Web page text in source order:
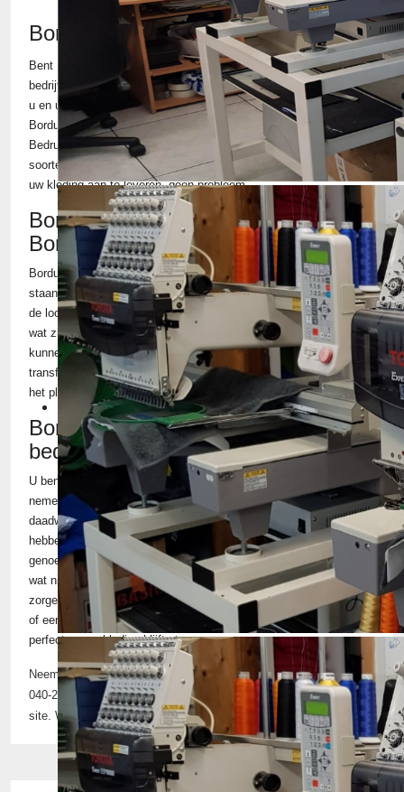
Borduurmachines
Borduurstudio
Borduurstudio Best
Bent U eigenaar van een bedrijf in Best, en op zoek naar nieuwe
bedrijfskleding. U wilt dan professionele werkkleding hebben voor
u en uw mensen waar u mee voor de dag kunt komen. Wij van
Borduurstudio Geldrop zijn gespecialiseerd in het Borduren en
Bedrukken van bedrijfskleding. Ook zijn wij leverancier van allerlei
soorten en merken bedrijfskleding, maar U bent ook vrij om zelf
uw kleding aan te leveren, geen probleem.
Borduurstudio Geldrop de
Borduurstudio voor Best
Borduurstudio Geldrop? Wij zijn de borduurstudio voor Best en
staan voor service en kwaliteit. Ons bedrijf bestaat al 15 jaar, in
de loop der jaren hebben we een behoorlijk netwerk opgebouwd
wat zich steeds verder uitbreidt. Hoofdzaak is borduren, maar wij
kunnen wij uw logo ook laten zeefdrukken of voorzien van
transferdruk. Voor meer informatie neem contact met ons op voor
het plannen van een afspraak.
Borduren en bedrukken voor
bedrijven uit Best?
U bent altijd welkom om een keer langs te komen om een kijkje te
nemen in onze borduurstudio. U zult dan zien dat wij
daadwerkelijk de hoogste kwaliteit bedrijfskleding voor u klaar
hebben staan. We kunnen ons goed voorstellen dat u geen
genoegen wilt nemen met kwalitatief mindere kleding, of een logo
wat niet mooi bedrukt of geborduurd is. Bij ons hoeft u daar geen
zorgen om te maken. Of u nu op zoek bent naar een geborduurd
of een gedrukt logo, wij zorgen ervoor dat dit vele jaren helemaal
perfect op uw kleding blijft staan.
Neem dan contact op voor meer informatie via telefoonnummer
040-2857865 of stuur een bericht via het contactformulier op de
site. Wij nemen dan contact met u op!